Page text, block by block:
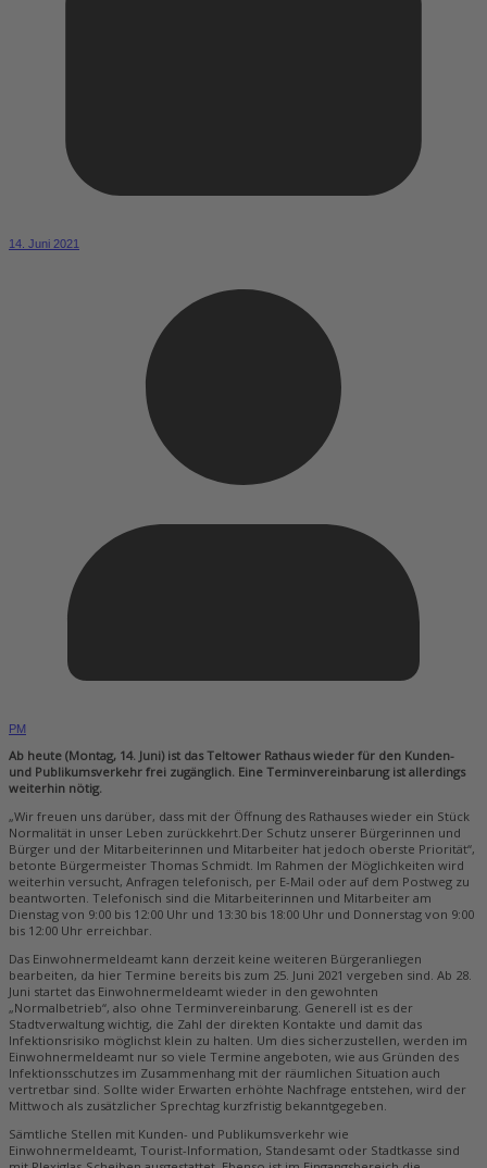
14. Juni 2021
PM
Ab heute (Montag, 14. Juni) ist das Teltower Rathaus wieder für den Kunden-
und Publikumsverkehr frei zugänglich. Eine Terminvereinbarung ist allerdings
weiterhin nötig.
„Wir freuen uns darüber, dass mit der Öffnung des Rathauses wieder ein Stück
Normalität in unser Leben zurückkehrt.Der Schutz unserer Bürgerinnen und
Bürger und der Mitarbeiterinnen und Mitarbeiter hat jedoch oberste Priorität“,
betonte Bürgermeister Thomas Schmidt. Im Rahmen der Möglichkeiten wird
weiterhin versucht, Anfragen telefonisch, per E-Mail oder auf dem Postweg zu
beantworten. Telefonisch sind die Mitarbeiterinnen und Mitarbeiter am
Dienstag von 9:00 bis 12:00 Uhr und 13:30 bis 18:00 Uhr und Donnerstag von 9:00
bis 12:00 Uhr erreichbar.
Das Einwohnermeldeamt kann derzeit keine weiteren Bürgeranliegen
bearbeiten, da hier Termine bereits bis zum 25. Juni 2021 vergeben sind. Ab 28.
Juni startet das Einwohnermeldeamt wieder in den gewohnten
„Normalbetrieb“, also ohne Terminvereinbarung. Generell ist es der
Stadtverwaltung wichtig, die Zahl der direkten Kontakte und damit das
Infektionsrisiko möglichst klein zu halten. Um dies sicherzustellen, werden im
Einwohnermeldeamt nur so viele Termine angeboten, wie aus Gründen des
Infektionsschutzes im Zusammenhang mit der räumlichen Situation auch
vertretbar sind. Sollte wider Erwarten erhöhte Nachfrage entstehen, wird der
Mittwoch als zusätzlicher Sprechtag kurzfristig bekanntgegeben.
Sämtliche Stellen mit Kunden- und Publikumsverkehr wie
Einwohnermeldeamt, Tourist-Information, Standesamt oder Stadtkasse sind